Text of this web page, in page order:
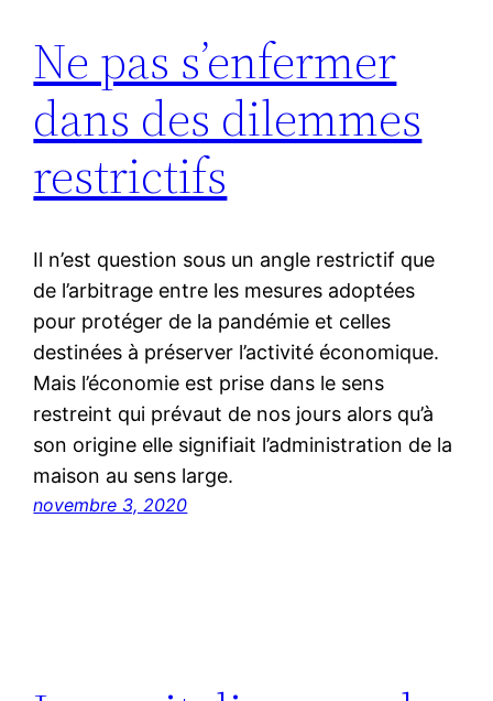
Ne pas s’enfermer
dans des dilemmes
restrictifs
Il n’est question sous un angle restrictif que
de l’arbitrage entre les mesures adoptées
pour protéger de la pandémie et celles
destinées à préserver l’activité économique.
Mais l’économie est prise dans le sens
restreint qui prévaut de nos jours alors qu’à
son origine elle signifiait l’administration de la
maison au sens large.
novembre 3, 2020